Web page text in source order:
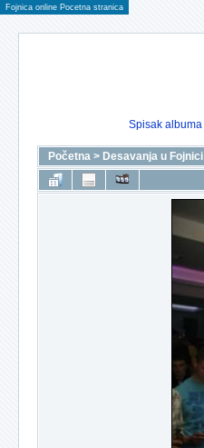
Fojnica online Pocetna stranica
Spisak albuma
Početna > Desavanja u Fojnici